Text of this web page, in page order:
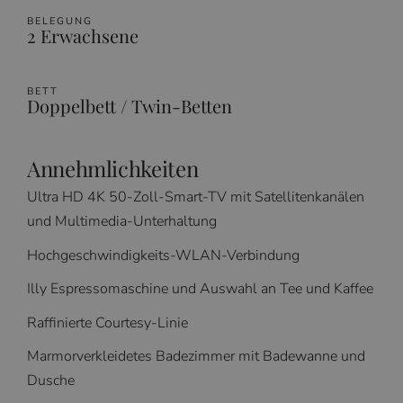
BELEGUNG
2 Erwachsene
BETT
Doppelbett / Twin-Betten
Annehmlichkeiten
Ultra HD 4K 50-Zoll-Smart-TV mit Satellitenkanälen
und Multimedia-Unterhaltung
Hochgeschwindigkeits-WLAN-Verbindung
Illy Espressomaschine und Auswahl an Tee und Kaffee
Raffinierte Courtesy-Linie
Marmorverkleidetes Badezimmer mit Badewanne und
Dusche